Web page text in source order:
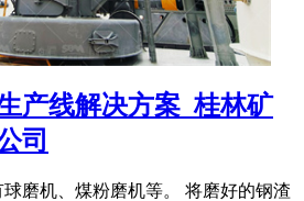
产线解决方案_桂林矿
司
磨机、煤粉磨机等。 将磨好的钢渣